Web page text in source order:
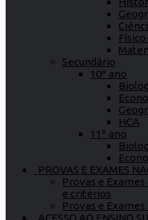
Secundário
10º ano
HCA
11º ano
PROVAS E EXAMES
Provas e
e critérios
Provas e